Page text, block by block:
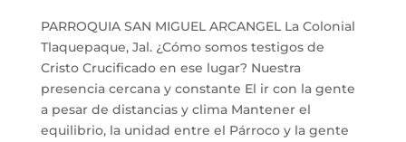
PARROQUIA SAN MIGUEL ARCANGEL La Colonial
Tlaquepaque, Jal. ¿Cómo somos testigos de
Cristo Crucificado en ese lugar? Nuestra
presencia cercana y constante El ir con la gente
a pesar de distancias y clima Mantener el
equilibrio, la unidad entre el Párroco y la gente